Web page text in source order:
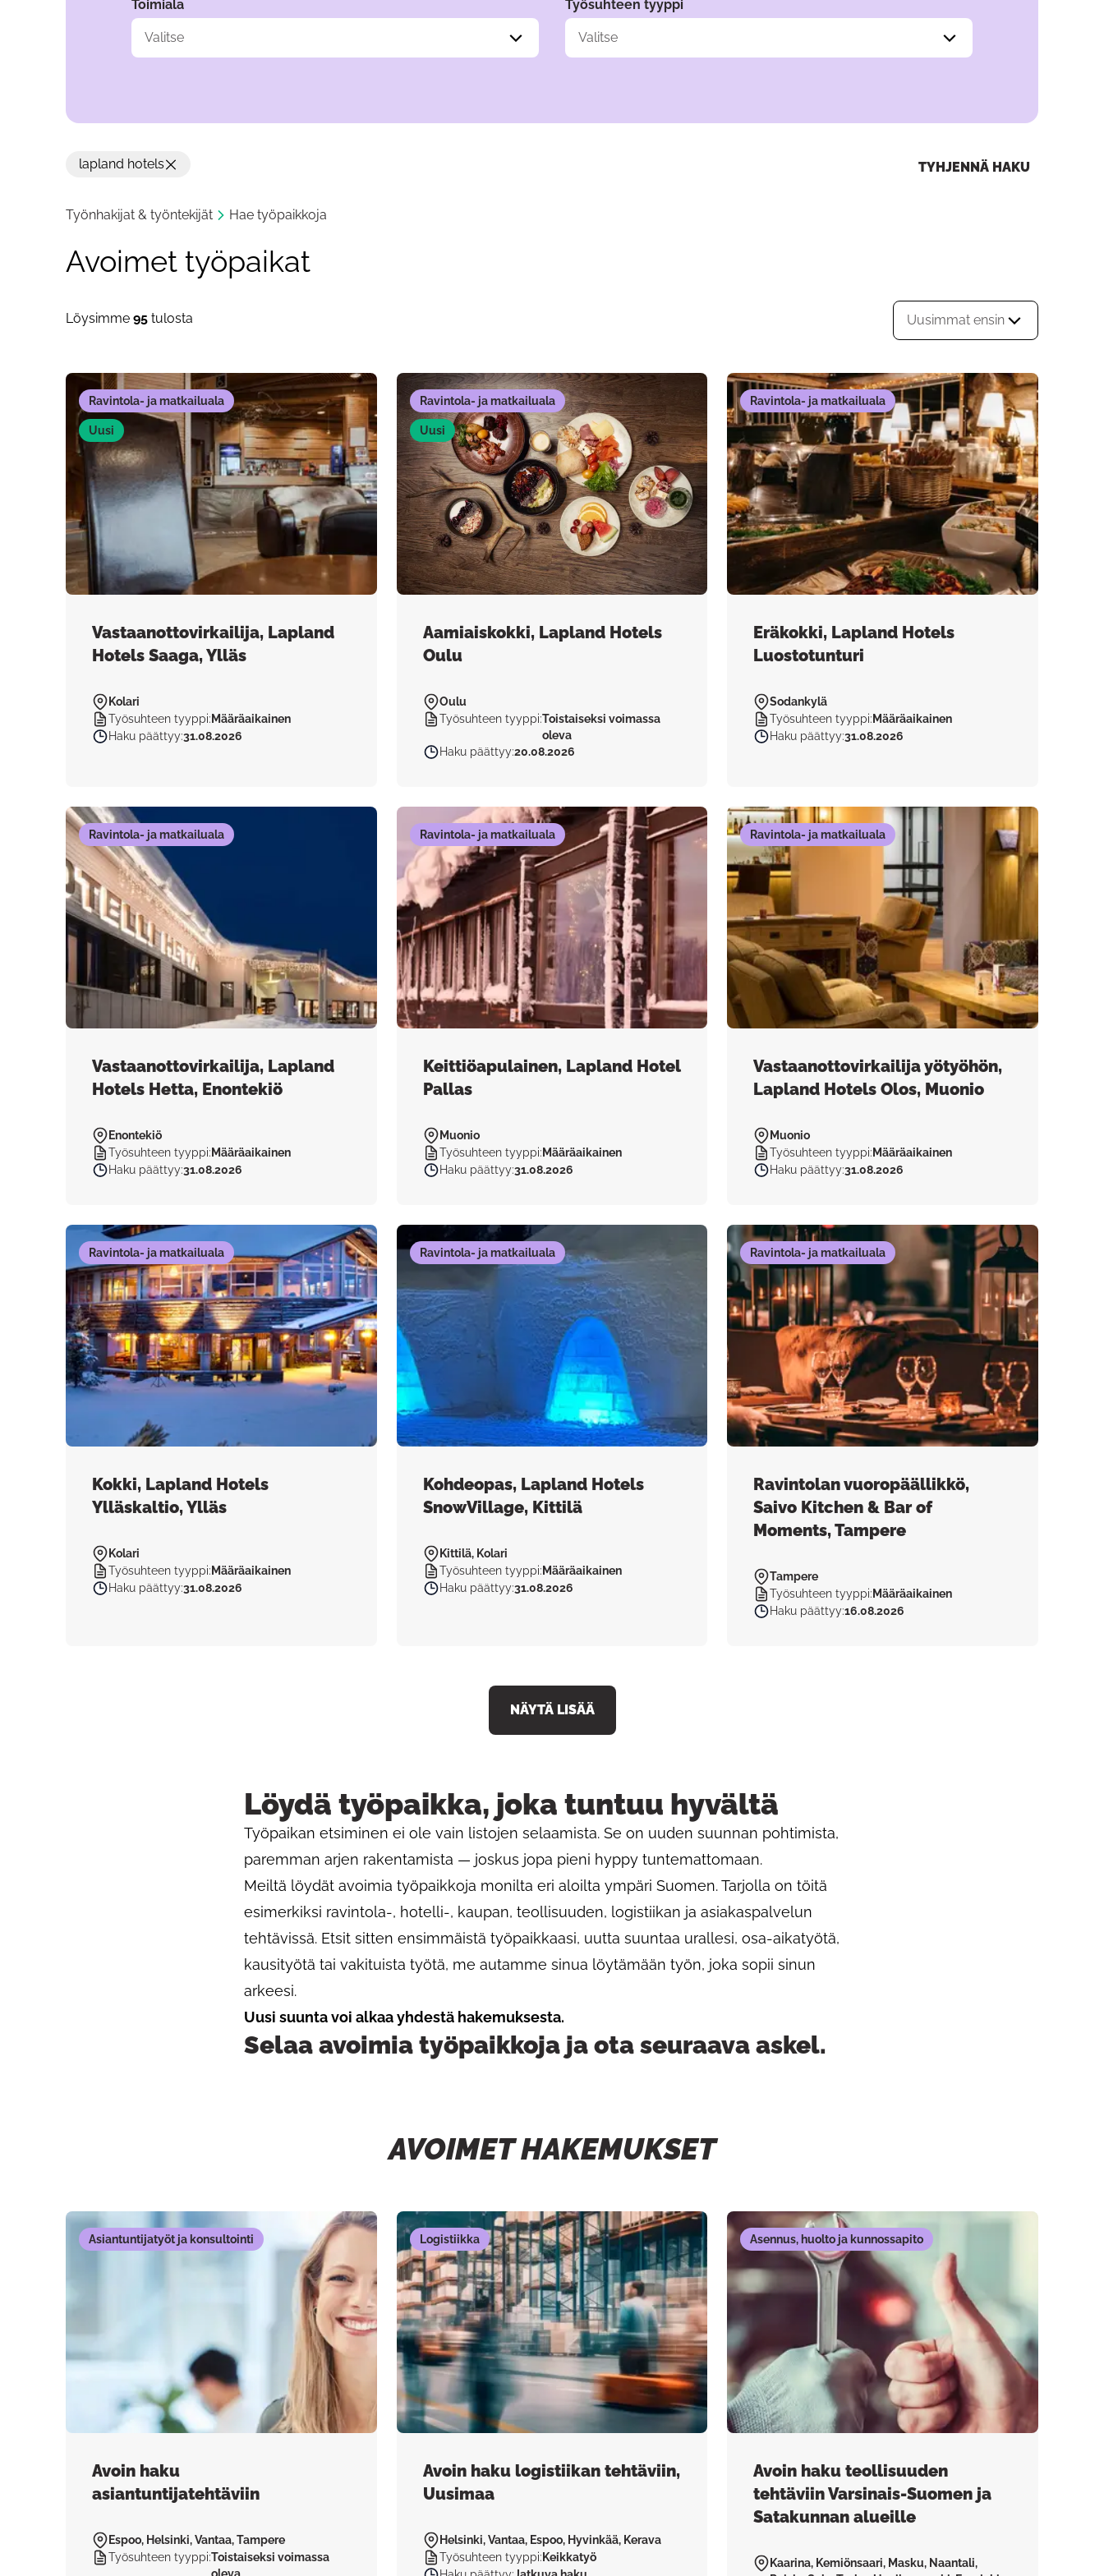
Toimiala
Valitse
Työsuhteen tyyppi
Valitse
lapland hotels TYHJENNÄ HAKU
Työnhakijat & työntekijät Hae työpaikkoja
Avoimet työpaikat
Löysimme 95 tulosta Uusimmat ensin
Ravintola- ja matkailuala
Uusi
Vastaanottovirkailija, Lapland
Hotels Saaga, Ylläs
Kolari
Työsuhteen tyyppi: Määräaikainen
Haku päättyy:31.08.2026
Ravintola- ja matkailuala
Uusi
Aamiaiskokki, Lapland Hotels
Oulu
Oulu
Työsuhteen tyyppi:Toistaiseksi voimassa
oleva
Haku päättyy:20.08.2026
Ravintola- ja matkailuala
Eräkokki, Lapland Hotels
Luostotunturi
Sodankylä
Työsuhteen tyyppi: Määräaikainen
Haku päättyy:31.08.2026
Ravintola- ja matkailuala
Vastaanottovirkailija, Lapland
Hotels Hetta, Enontekiö
Enontekiö
Työsuhteen tyyppi: Määräaikainen
Haku päättyy:31.08.2026
Ravintola- ja matkailuala
Keittiöapulainen, Lapland Hotel
Pallas
Muonio
Työsuhteen tyyppi: Määräaikainen
Haku päättyy:31.08.2026
Ravintola- ja matkailuala
Vastaanottovirkailija yötyöhön,
Lapland Hotels Olos, Muonio
Muonio
Työsuhteen tyyppi: Määräaikainen
Haku päättyy:31.08.2026
Ravintola- ja matkailuala
Kokki, Lapland Hotels
Ylläskaltio, Ylläs
Kolari
Työsuhteen tyyppi: Määräaikainen
Haku päättyy:31.08.2026
Ravintola- ja matkailuala
Kohdeopas, Lapland Hotels
SnowVillage, Kittilä
Kittilä, Kolari
Työsuhteen tyyppi: Määräaikainen
Haku päättyy:31.08.2026
Ravintola- ja matkailuala
Ravintolan vuoropäällikkö,
Saivo Kitchen & Bar of
Moments, Tampere
Tampere
Työsuhteen tyyppi: Määräaikainen
Haku päättyy:16.08.2026
NÄYTÄ LISÄÄ
Löydä työpaikka, joka tuntuu hyvältä
Työpaikan etsiminen ei ole vain listojen selaamista. Se on uuden suunnan pohtimista,
paremman arjen rakentamista — joskus jopa pieni hyppy tuntemattomaan.
Meiltä löydät avoimia työpaikkoja monilta eri aloilta ympäri Suomen. Tarjolla on töitä
esimerkiksi ravintola-, hotelli-, kaupan, teollisuuden, logistiikan ja asiakaspalvelun
tehtävissä. Etsit sitten ensimmäistä työpaikkaasi, uutta suuntaa urallesi, osa-aikatyötä,
kausityötä tai vakituista työtä, me autamme sinua löytämään työn, joka sopii sinun
arkeesi.
Uusi suunta voi alkaa yhdestä hakemuksesta.
Selaa avoimia työpaikkoja ja ota seuraava askel.
AVOIMET HAKEMUKSET
Asiantuntijatyöt ja konsultointi
Avoin haku
asiantuntijatehtäviin
Espoo, Helsinki, Vantaa, Tampere
Työsuhteen tyyppi:Toistaiseksi voimassa
Logistiikka
Avoin haku logistiikan tehtäviin,
Uusimaa
Helsinki, Vantaa, Espoo, Hyvinkää, Kerava
Työsuhteen tyyppi: Keikkatyö
Asennus, huolto ja kunnossapito
Avoin haku teollisuuden
tehtäviin Varsinais-Suomen ja
Satakunnan alueille
Kaarina, Kemiönsaari, Masku, Naantali,